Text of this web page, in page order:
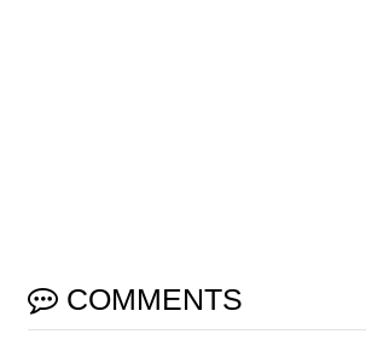
COMMENTS